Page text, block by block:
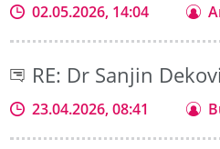
02.05.2026, 14:04
RE: Dr Sanjin
23.04.2026, 08:41